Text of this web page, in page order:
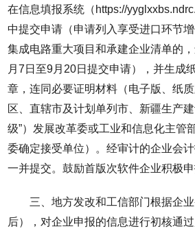
在信息填报系统（https://
中提交申请（申请列入享受进口环节
集成电路重大项目和承建企业清单的
月7日至9月20日提交申请），并生成
章，连同必要证明材料（电子版、纸
区、直辖市及计划单列市、新疆生产
级”）发展改革委或工业和信息化主管
委确定接受单位）。经审计的企业会
一并提交。鼓励首版次软件企业积极申
三、地方发改和工信部门根据企
后），对企业申报的信息进行初核通